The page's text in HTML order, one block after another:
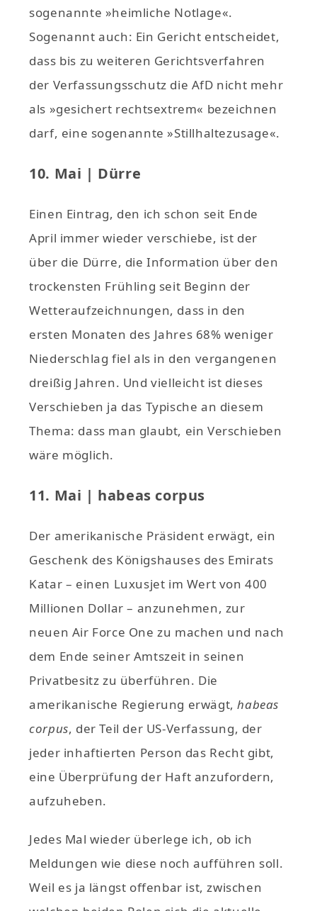
sogenannte »heimliche Notlage«.
Sogenannt auch: Ein Gericht entscheidet,
dass bis zu weiteren Gerichtsverfahren
der Verfassungsschutz die AfD nicht mehr
als »gesichert rechtsextrem« bezeichnen
darf, eine sogenannte »Stillhaltezusage«.
10. Mai | Dürre
Einen Eintrag, den ich schon seit Ende
April immer wieder verschiebe, ist der
über die Dürre, die Information über den
trockensten Frühling seit Beginn der
Wetteraufzeichnungen, dass in den
ersten Monaten des Jahres 68% weniger
Niederschlag fiel als in den vergangenen
dreißig Jahren. Und vielleicht ist dieses
Verschieben ja das Typische an diesem
Thema: dass man glaubt, ein Verschieben
wäre möglich.
11. Mai | habeas corpus
Der amerikanische Präsident erwägt, ein
Geschenk des Königshauses des Emirats
Katar – einen Luxusjet im Wert von 400
Millionen Dollar – anzunehmen, zur
neuen Air Force One zu machen und nach
dem Ende seiner Amtszeit in seinen
Privatbesitz zu überführen. Die
amerikanische Regierung erwägt,habeas
corpus, der Teil der US-Verfassung, der
jeder inhaftierten Person das Recht gibt,
eine Überprüfung der Haft anzufordern,
aufzuheben.
Jedes Mal wieder überlege ich, ob ich
Meldungen wie diese noch aufführen soll.
Weil es ja längst offenbar ist, zwischen